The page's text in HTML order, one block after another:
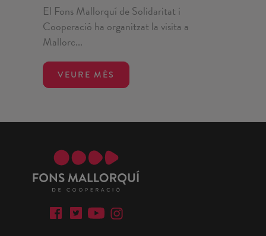
El Fons Mallorquí de Solidaritat i
Cooperació ha organitzat la visita a
Mallorc...
VEURE MÉS